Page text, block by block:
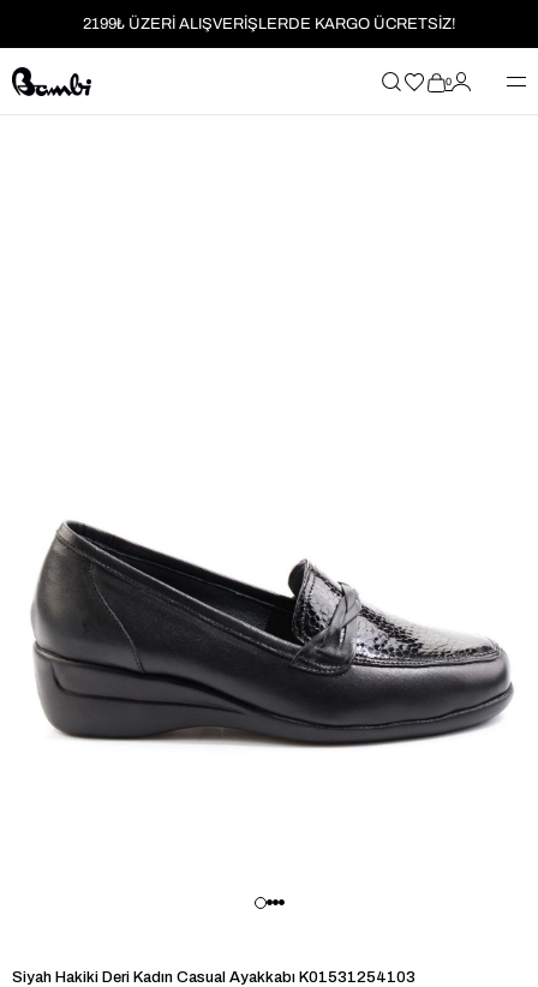
2199₺ ÜZERİ ALIŞVERİŞLERDE KARGO ÜCRETSİZ!
MOBİL UYGULAMAYA ÖZEL İLK ALIŞVERİŞİNİZE %5 İNDİRİM
0
Siyah Hakiki Deri Kadın Casual Ayakkabı K01531254103